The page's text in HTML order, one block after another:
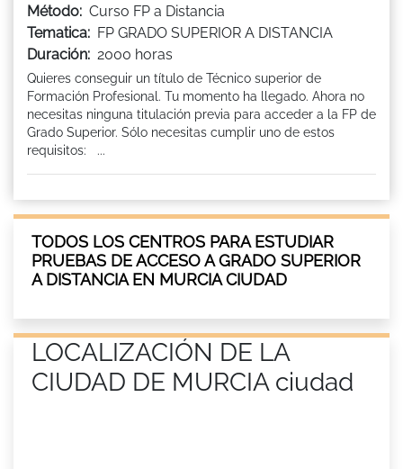
Método: Curso FP a Distancia
Tematica: FP GRADO SUPERIOR A DISTANCIA
Duración: 2000 horas
Quieres conseguir un título de Técnico superior de
Formación Profesional. Tu momento ha llegado. Ahora no
necesitas ninguna titulación previa para acceder a la FP de
Grado Superior. Sólo necesitas cumplir uno de estos
requisitos: ...
TODOS LOS CENTROS PARA ESTUDIAR
PRUEBAS DE ACCESO A GRADO SUPERIOR
A DISTANCIA EN MURCIA CIUDAD
LOCALIZACIÓN DE LA
CIUDAD DE MURCIA ciudad